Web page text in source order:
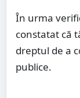
În urma
constatat că
dreptul de a
publice.